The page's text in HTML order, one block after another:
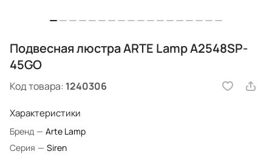
Подвесная люстра ARTE Lamp A2548SP-
45GO
Код товара: 1240306
Характеристики
Бренд — Arte Lamp
Серия — Siren